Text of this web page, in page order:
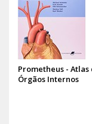
Prometheus - Atlas
Órgãos Internos